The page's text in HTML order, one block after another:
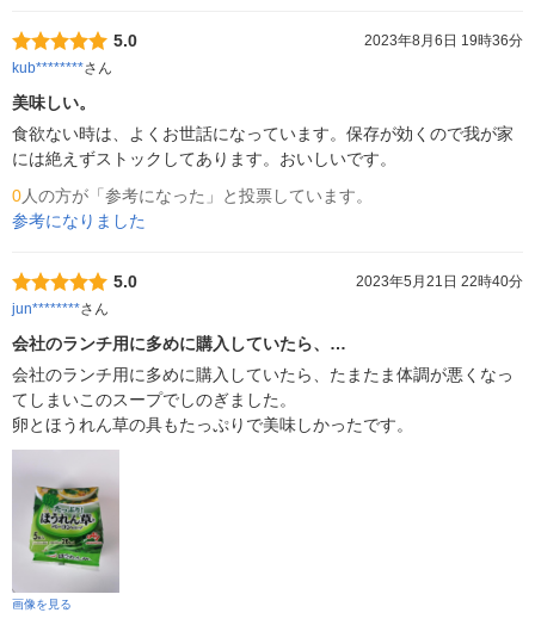
5.0
2023年8月6日 19時36分
kub********さん
美味しい。
食欲ない時は、よくお世話になっています。保存が効くので我が家
には絶えずストックしてあります。おいしいです。
0人の方が「参考になった」と投票しています。
参考になりました
5.0
2023年5月21日 22時40分
jun********さん
会社のランチ用に多めに購入していたら、…
会社のランチ用に多めに購入していたら、たまたま体調が悪くなっ
てしまいこのスープでしのぎました。
卵とほうれん草の具もたっぷりで美味しかったです。
画像を見る